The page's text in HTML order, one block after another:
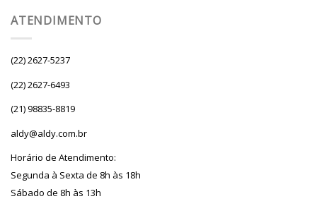
ATENDIMENTO
(22) 2627-5237
(22) 2627-6493
(21) 98835-8819
aldy@aldy.com.br
Horário de Atendimento:
Segunda à Sexta de 8h às 18h
Sábado de 8h às 13h